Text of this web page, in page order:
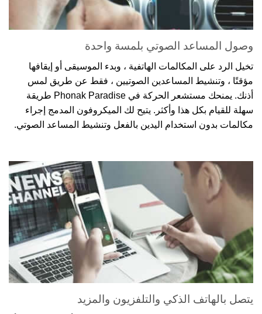
وصول المساعد الصوتي بلمسة واحدة
تخيل الرد على المكالمات الهاتفية ، وبدء الموسيقى أو إيقافها
مؤقتًا ، وتنشيط المساعدين الصوتيين ، فقط عن طريق لمس
أذنك. يمنحك مستشعر الحركة في Phonak Paradise طريقة
سهلة للقيام بكل هذا وأكثر. يتيح لك الميكروفون المدمج إجراء
مكالمات بدون استخدام اليدين بالفعل وتنشيط المساعد الصوتي.
يتصل بالهاتف الذكي والتلفزيون والمزيد